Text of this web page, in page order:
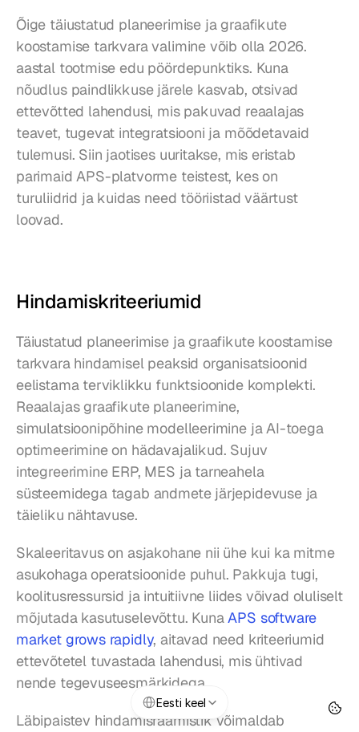
Õige täiustatud planeerimise ja graafikute
koostamise tarkvara valimine võib olla 2026.
aastal tootmise edu pöördepunktiks. Kuna
nõudlus paindlikkuse järele kasvab, otsivad
ettevõtted lahendusi, mis pakuvad reaalajas
teavet, tugevat integratsiooni ja mõõdetavaid
tulemusi. Siin jaotises uuritakse, mis eristab
parimaid APS-platvorme teistest, kes on
turuliidrid ja kuidas need tööriistad väärtust
loovad.
Hindamiskriteeriumid
Täiustatud planeerimise ja graafikute koostamise
tarkvara hindamisel peaksid organisatsioonid
eelistama terviklikku funktsioonide komplekti.
Reaalajas graafikute planeerimine,
simulatsioonipõhine modelleerimine ja AI-toega
optimeerimine on hädavajalikud. Sujuv
integreerimine ERP, MES ja tarneahela
süsteemidega tagab andmete järjepidevuse ja
täieliku nähtavuse.
Skaleeritavus on asjakohane nii ühe kui ka mitme
asukohaga operatsioonide puhul. Pakkuja tugi,
koolitusressursid ja intuitiivne liides võivad oluliselt
mõjutada kasutuselevõttu. Kuna APS software
market grows rapidly, aitavad need kriteeriumid
ettevõtetel tuvastada lahendusi, mis ühtivad
nende tegevuseesmärkidega.
Läbipaistev hindamisraamistik võimaldab
Select Language
Eesti keel